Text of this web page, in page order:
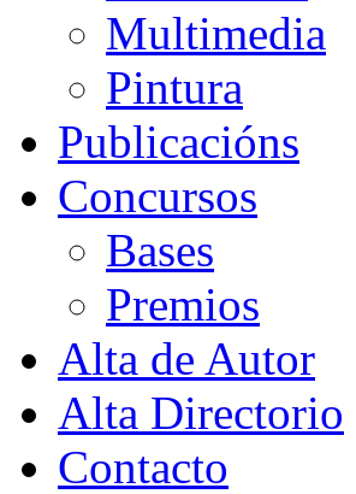
Multimedia
Pintura
Publicacións
Concursos
Bases
Premios
Alta de Autor
Alta Directorio
Contacto